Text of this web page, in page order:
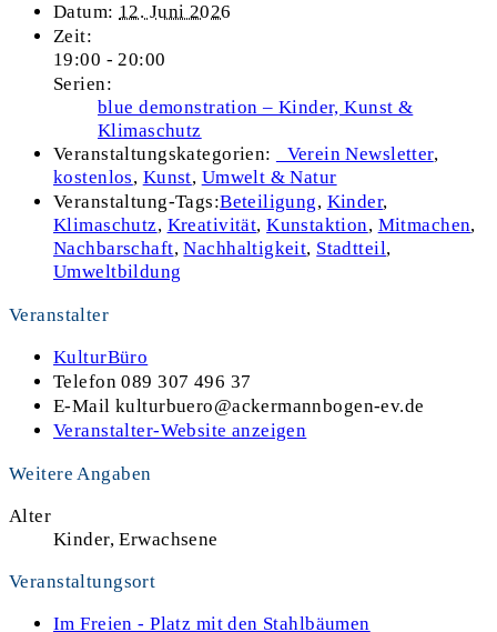
Datum: 12. Juni 2026
Zeit:
19:00 - 20:00
Serien:
blue demonstration – Kinder, Kunst &
Klimaschutz
Veranstaltungskategorien:
_Verein Newsletter,
kostenlos, Kunst, Umwelt & Natur
Veranstaltung-Tags:Beteiligung, Kinder,
Klimaschutz, Kreativität,Kunstaktion, Mitmachen,
Nachbarschaft,Nachhaltigkeit, Stadtteil,
Umweltbildung
Veranstalter
KulturBüro
Telefon089 307 496 37
E-Mail kulturbuero@ackermannbogen-ev.de
Veranstalter-Website anzeigen
Weitere Angaben
Alter
Kinder, Erwachsene
Veranstaltungsort
Im Freien - Platz mit den Stahlbäumen